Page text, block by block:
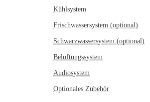
Kühlsystem
Frischwassersystem (optional)
Schwarzwassersystem (optional)
Belüftungssystem
Audiosystem
Optionales Zubehör